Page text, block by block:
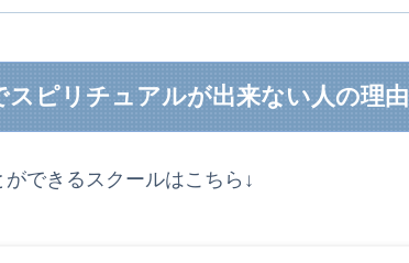
スピリチュアルが出来ない人の理由
できるスクールはこちら↓